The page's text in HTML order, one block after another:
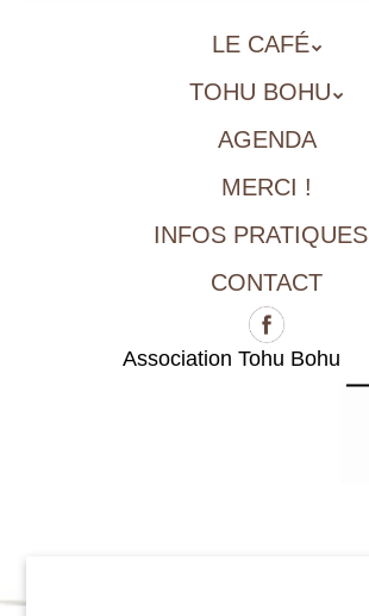
LE CAFÉ
TOHU BOHU
AGENDA
MERCI !
INFOS PRATIQUES
CONTACT
Association Tohu Bohu